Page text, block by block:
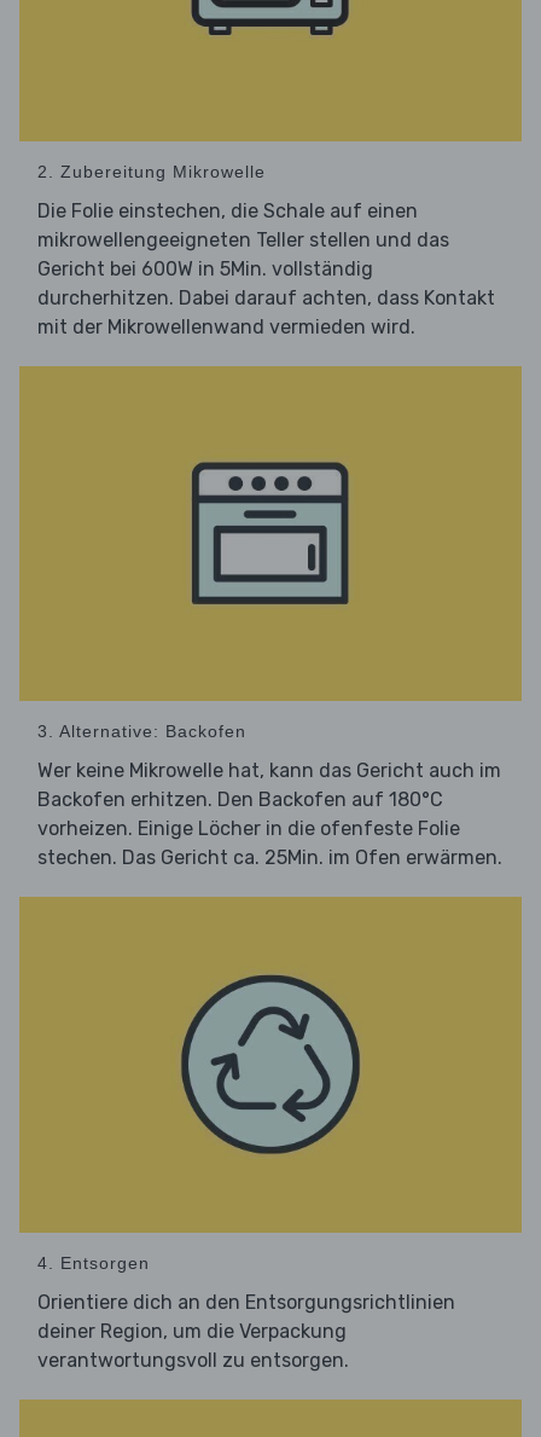
2. Zubereitung Mikrowelle
Die Folie einstechen, die Schale auf einen
mikrowellengeeigneten Teller stellen und das
Gericht bei 600W in 5Min. vollständig
durcherhitzen. Dabei darauf achten, dass Kontakt
mit der Mikrowellenwand vermieden wird.
3. Alternative: Backofen
Wer keine Mikrowelle hat, kann das Gericht auch im
Backofen erhitzen. Den Backofen auf 180°C
vorheizen. Einige Löcher in die ofenfeste Folie
stechen. Das Gericht ca. 25Min. im Ofen erwärmen.
4. Entsorgen
Orientiere dich an den Entsorgungsrichtlinien
deiner Region, um die Verpackung
verantwortungsvoll zu entsorgen.